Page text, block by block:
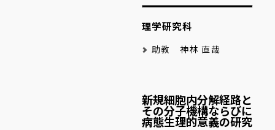
理学研究科
助教 神林 直哉
新規細胞内分解経路と
その分子機構ならびに
病態生理的意義の研究